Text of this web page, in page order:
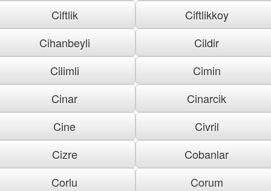
Ciftlik
Ciftlikkoy
Cihanbeyli
Cildir
Cilimli
Cimin
Cinar
Cinarcik
Cine
Civril
Cizre
Cobanlar
Corlu
Corum